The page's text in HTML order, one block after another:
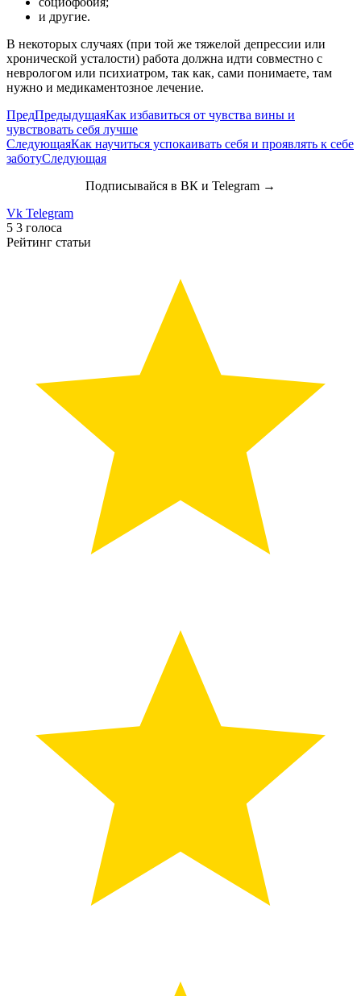
и другие.
В некоторых случаях (при той же тяжелой депрессии или
хронической усталости) работа должна идти совместно с
неврологом или психиатром, так как, сами понимаете, там
нужно и медикаментозное лечение.
ПредПредыдущаяКак избавиться от чувства вины и
чувствовать себя лучше
СледующаяКак научиться успокаивать себя и проявлять к себе
заботуСледующая
Подписывайся в ВК и Telegram →
Vk Telegram
5 3 голоса
Рейтинг статьи